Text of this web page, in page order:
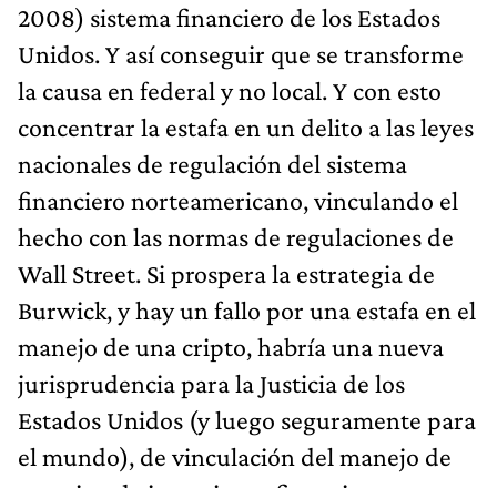
2008) sistema financiero de los Estados
Unidos. Y así conseguir que se transforme
la causa en federal y no local. Y con esto
concentrar la estafa en un delito a las leyes
nacionales de regulación del sistema
financiero norteamericano, vinculando el
hecho con las normas de regulaciones de
Wall Street. Si prospera la estrategia de
Burwick, y hay un fallo por una estafa en el
manejo de una cripto, habría una nueva
jurisprudencia para la Justicia de los
Estados Unidos (y luego seguramente para
el mundo), de vinculación del manejo de